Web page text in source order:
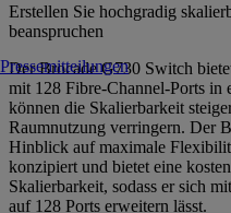
Pressemitteilungen
Erstellen Sie hochgradig
beanspruchen
Der Brocade G730 Switch
mit 128 Fibre-Channel-Ports in
können die Skalierbarkeit
Raumnutzung verringern. Der
Hinblick auf maximale
konzipiert und bietet eine
Skalierbarkeit, sodass er sich
auf 128 Ports erweitern lässt.